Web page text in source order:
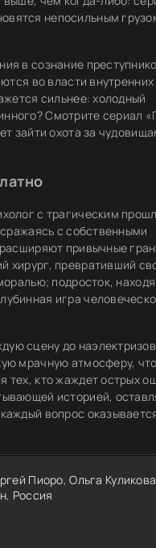
непосильным
в сознание
во власти внутренних
сильнее: холодный
Смотрите сериал
зайти охота за
с трагическим
с собственными
привычные
хирург, превративший
подросток,
игра
сцену до
мрачную атмосферу,
тех, кто жаждет острых
историей,
вопрос
Пиоро,Ольга Куликова
, Россия